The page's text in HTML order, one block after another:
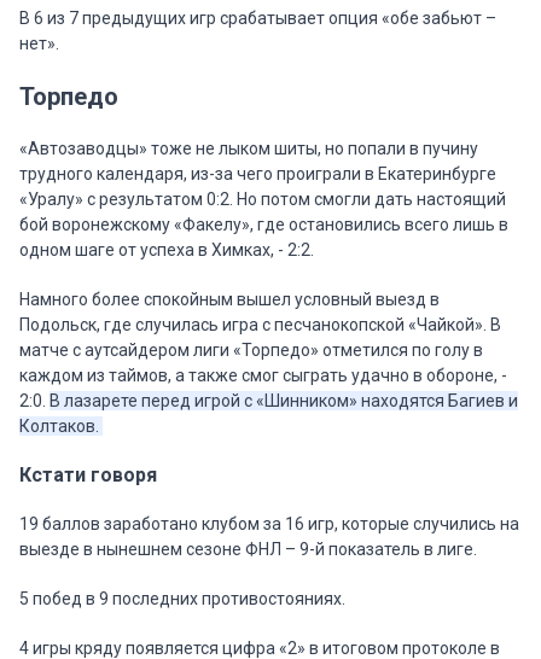
В 6 из 7 предыдущих игр срабатывает опция «обе забьют –
нет».
Торпедо
«Автозаводцы» тоже не лыком шиты, но попали в пучину
трудного календаря, из-за чего проиграли в Екатеринбурге
«Уралу» с результатом 0:2. Но потом смогли дать настоящий
бой воронежскому «Факелу», где остановились всего лишь в
одном шаге от успеха в Химках, - 2:2.
Намного более спокойным вышел условный выезд в
Подольск, где случилась игра с песчанокопской «Чайкой». В
матче с аутсайдером лиги «Торпедо» отметился по голу в
каждом из таймов, а также смог сыграть удачно в обороне, -
2:0. В лазарете перед игрой с «Шинником» находятся Багиев и
Колтаков.
Кстати говоря
19 баллов заработано клубом за 16 игр, которые случились на
выезде в нынешнем сезоне ФНЛ – 9-й показатель в лиге.
5 побед в 9 последних противостояниях.
4 игры кряду появляется цифра «2» в итоговом протоколе в